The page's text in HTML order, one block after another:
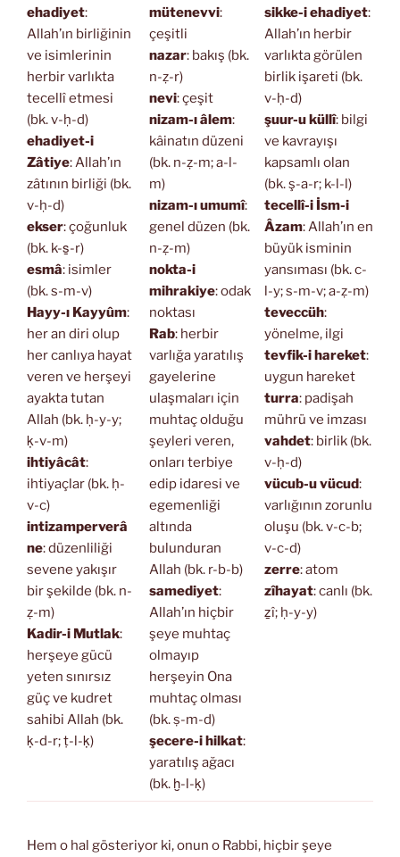
ehadiyet:
Allah’ın birliğinin
ve isimlerinin
herbir varlıkta
tecellî etmesi
(bk. v-ḥ-d)
ehadiyet-i
Zâtiye: Allah’ın
zâtının birliği (bk.
v-ḥ-d)
ekser: çoğunluk
(bk. k-s̱-r)
esmâ: isimler
(bk. s-m-v)
Hayy-ı Kayyûm:
her an diri olup
her canlıya hayat
veren ve herşeyi
ayakta tutan
Allah (bk. ḥ-y-y;
ḳ-v-m)
ihtiyâcât:
ihtiyaçlar (bk. ḥ-
v-c)
intizamperverâ
ne: düzenliliği
sevene yakışır
bir şekilde (bk. n-
ẓ-m)
Kadir-i Mutlak:
herşeye gücü
yeten sınırsız
güç ve kudret
sahibi Allah (bk.
ḳ-d-r; ṭ-l-ḳ)
mütenevvi:
çeşitli
nazar: bakış (bk.
n-ẓ-r)
nevi: çeşit
nizam-ı âlem:
kâinatın düzeni
(bk. n-ẓ-m; a-l-
m)
nizam-ı umumî:
genel düzen (bk.
n-ẓ-m)
nokta-i
mihrakiye: odak
noktası
Rab: herbir
varlığa yaratılış
gayelerine
ulaşmaları için
muhtaç olduğu
şeyleri veren,
onları terbiye
edip idaresi ve
egemenliği
altında
bulunduran
Allah (bk. r-b-b)
samediyet:
Allah’ın hiçbir
şeye muhtaç
olmayıp
herşeyin Ona
muhtaç olması
(bk. ṣ-m-d)
şecere-i hilkat:
yaratılış ağacı
(bk. ḫ-l-ḳ)
sikke-i ehadiyet:
Allah’ın herbir
varlıkta görülen
birlik işareti (bk.
v-ḥ-d)
şuur-u küllî: bilgi
ve kavrayışı
kapsamlı olan
(bk. ş-a-r; k-l-l)
tecellî-i İsm-i
Âzam: Allah’ın en
büyük isminin
yansıması (bk. c-
l-y; s-m-v; a-ẓ-m)
teveccüh:
yönelme, ilgi
tevfik-i hareket:
uygun hareket
turra: padişah
mührü ve imzası
vahdet: birlik (bk.
v-ḥ-d)
vücub-u vücud:
varlığının zorunlu
oluşu (bk. v-c-b;
v-c-d)
zerre: atom
zîhayat: canlı (bk.
ẕî; ḥ-y-y)
Hem o hal gösteriyor ki, onun o Rabbi, hiçbir şeye